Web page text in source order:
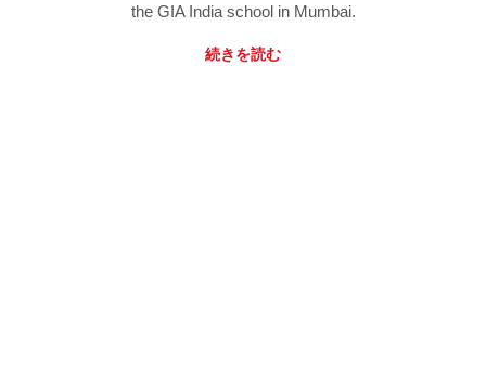
the GIA India school in Mumbai.
続きを読む